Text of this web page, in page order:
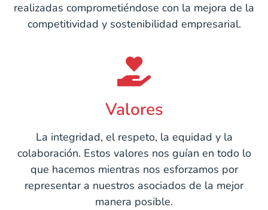
realizadas comprometiéndose con la mejora de la
competitividad y sostenibilidad empresarial.
Valores
La integridad, el respeto, la equidad y la
colaboración. Estos valores nos guían en todo lo
que hacemos mientras nos esforzamos por
representar a nuestros asociados de la mejor
manera posible.